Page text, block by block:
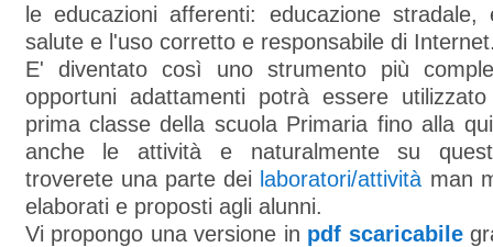
le educazioni afferenti: educazione stradale,
salute e l'uso corretto e responsabile di
E' diventato così uno strumento più
opportuni adattamenti potrà essere
prima classe della scuola Primaria fino alla
anche le attività e naturalmente su
troverete una parte dei laboratori/attività man
elaborati e proposti agli alunni.
Vi propongo una versione in pdf scaricabile